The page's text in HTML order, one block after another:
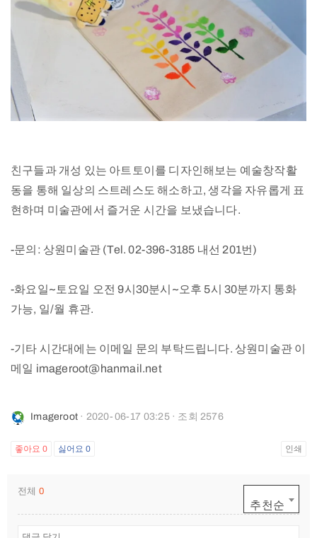
친구들과 개성 있는 아트토이를 디자인해보는 예술창작활
동을 통해 일상의 스트레스도 해소하고, 생각을 자유롭게 표
현하며 미술관에서 즐거운 시간을 보냈습니다.
-문의: 상원미술관 (Tel. 02-396-3185 내선 201번)
-화요일~토요일 오전 9시30분시~오후 5시 30분까지 통화
가능, 일/월 휴관.
-기타 시간대에는 이메일 문의 부탁드립니다. 상원미술관 이
메일 imageroot@hanmail.net
Imageroot · 2020-06-17 03:25 · 조회 2576
좋아요 0 싫어요0 인쇄
전체 0
추천순